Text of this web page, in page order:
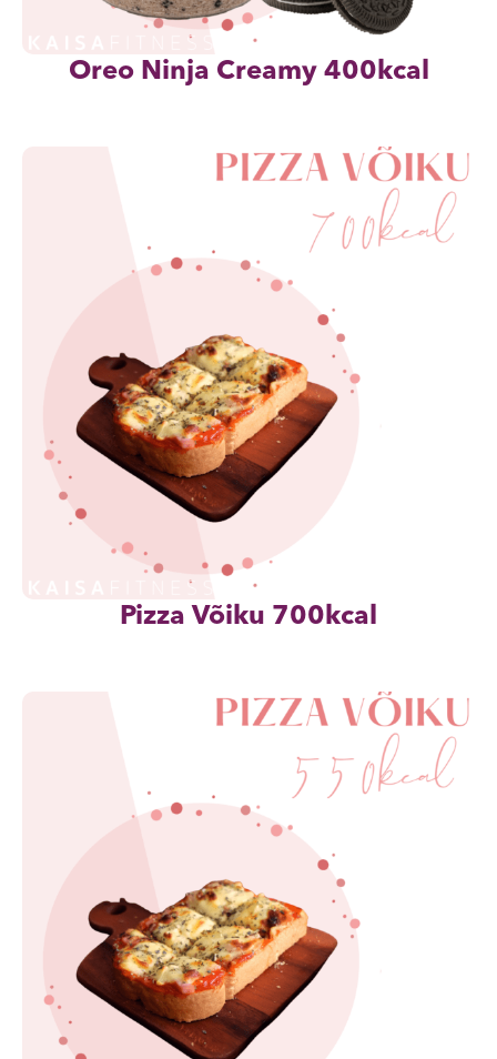
Oreo Ninja Creamy 400kcal
Pizza Võiku 700kcal